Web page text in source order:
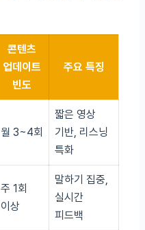
콘텐츠
업데이트
빈도
주요 특징
월 3~4회
짧은 영상
기반, 리스닝
특화
주 1회
이상
말하기 집중,
실시간
피드백